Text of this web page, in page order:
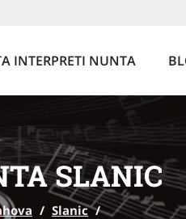
INTERPRETI NUNTA
SLANIC
/ Slanic /